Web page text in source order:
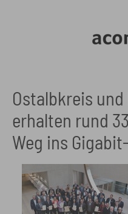
Ostalbkreis
erhalten rund
Weg ins